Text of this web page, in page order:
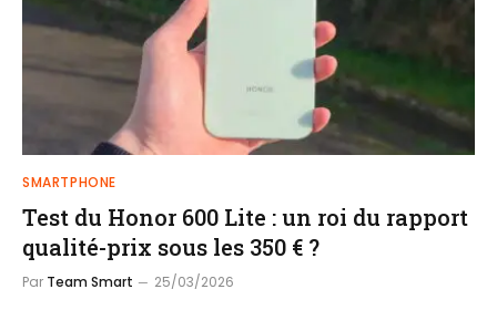
SMARTPHONE
Test du Honor 600 Lite : un roi du rapport
qualité-prix sous les 350 € ?
Par Team Smart 25/03/2026